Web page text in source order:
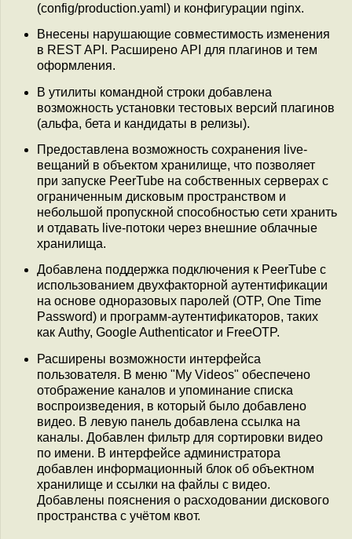
(config/production.yaml) и конфигурации nginx.
Внесены нарушающие совместимость изменения
в REST API. Расширено API для плагинов и тем
оформления.
В утилиты командной строки добавлена
возможность установки тестовых версий плагинов
(альфа, бета и кандидаты в релизы).
Предоставлена возможность сохранения live-
вещаний в объектом хранилище, что позволяет
при запуске PeerTube на собственных серверах с
ограниченным дисковым пространством и
небольшой пропускной способностью сети хранить
и отдавать live-потоки через внешние облачные
хранилища.
Добавлена поддержка подключения к PeerTube с
использованием двухфакторной аутентификации
на основе одноразовых паролей (OTP, One Time
Password) и программ-аутентификаторов, таких
как Authy, Google Authenticator и FreeOTP.
Расширены возможности интерфейса
пользователя. В меню "My Videos" обеспечено
отображение каналов и упоминание списка
воспроизведения, в который было добавлено
видео. В левую панель добавлена ссылка на
каналы. Добавлен фильтр для сортировки видео
по имени. В интерфейсе администратора
добавлен информационный блок об объектном
хранилище и ссылки на файлы с видео.
Добавлены пояснения о расходовании дискового
пространства с учётом квот.